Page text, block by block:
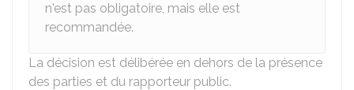
n'est pas obligatoire, mais elle est
recommandée.
La décision est délibérée en dehors de la présence
des parties et du rapporteur public.